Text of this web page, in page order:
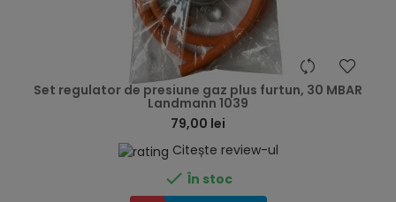
Set regulator de presiune gaz plus furtun, 30 MBAR
Landmann 1039
79,00 lei
Citește review-ul
 În stoc